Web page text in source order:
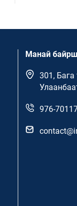
Манай
301, Бага
976-